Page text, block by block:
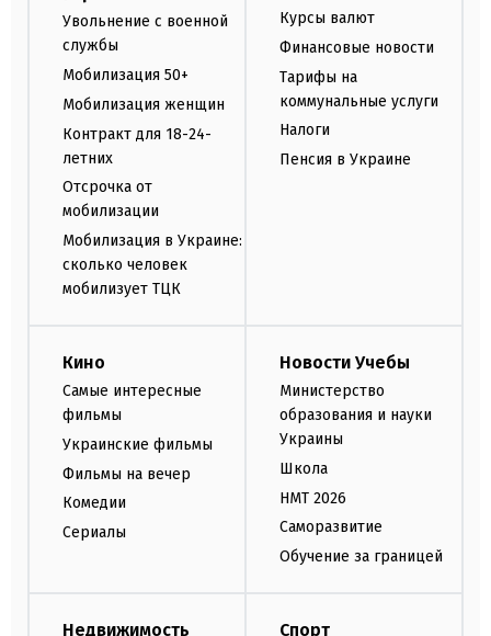
Увольнение с военной
службы
Мобилизация 50+
Мобилизация женщин
Контракт для 18-24-
летних
Отсрочка от
мобилизации
Мобилизация в Украине:
сколько человек
мобилизует ТЦК
Курсы валют
Финансовые новости
Тарифы на
коммунальные услуги
Налоги
Пенсия в Украине
Кино
Самые интересные
фильмы
Украинские фильмы
Фильмы на вечер
Комедии
Сериалы
Новости Учебы
Министерство
образования и науки
Украины
Школа
НМТ 2026
Саморазвитие
Обучение за границей
Недвижимость Спорт